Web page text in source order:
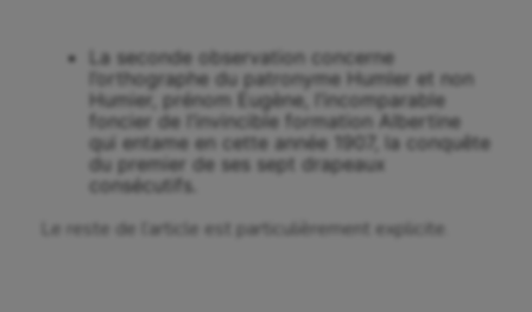
La seconde observation concerne
l’orthographe du patronyme Humler et non
Humier, prénom Eugène, l’incomparable
foncier de l’invincible formation Albertine
qui entame en cette année 1907, la conquête
du premier de ses sept drapeaux
consécutifs.
Le reste de l’article est particulièrement explicite.